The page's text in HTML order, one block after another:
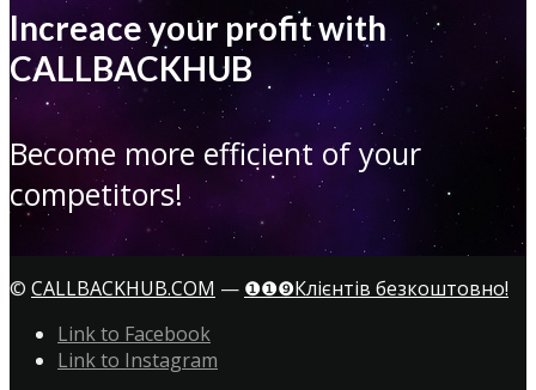
Increace your profit with
CALLBACKHUB
Become more efficient of your
competitors!
© CALLBACKHUB.COM — ❶❶❾Клієнтів безкоштовно!
Link to Facebook
Link to Instagram